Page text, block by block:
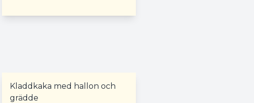
Kladdkaka med hallon och
grädde